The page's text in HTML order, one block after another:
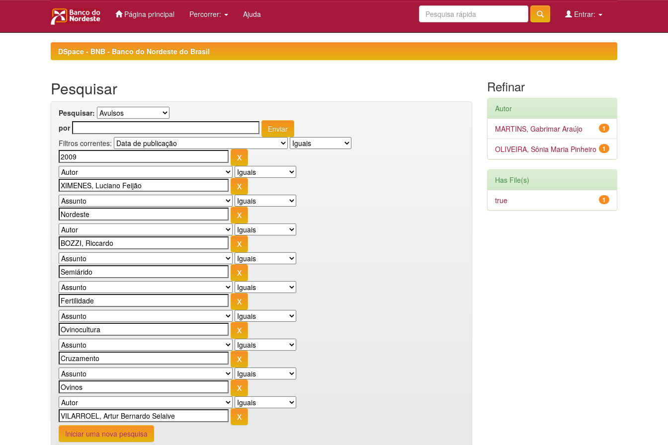
Página principal Percorrer: Ajuda Entrar:
DSpace - BNB - Banco do Nordeste do Brasil
Pesquisar
Pesquisar:
por
Filtros correntes:
Iniciar uma nova pesquisa
Refinar
Autor
1
MARTINS, Gabrimar Araújo
1
OLIVEIRA, Sônia Maria Pinheiro
Has File(s)
1
true